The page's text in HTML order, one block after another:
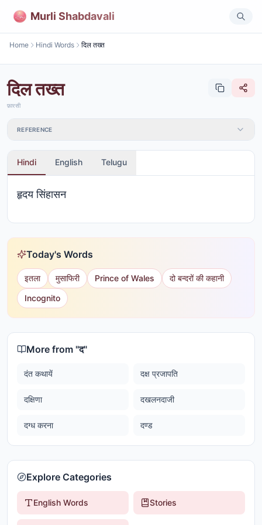
Murli Shabdavali
Home Hindi Words दिल तख्त
दिल तख्त
फ़ारसी
REFERENCE
Hindi English Telugu
हृदय सिंहासन
Today's Words
इतला मुसाफिरी Prince of Wales
दो बन्दरों की कहानी
Incognito
More from "द"
दंत कथायें दक्ष प्रजापति
दक्षिणा दखलनदाजी
दग्ध करना दण्ड
Explore Categories
English Words Stories